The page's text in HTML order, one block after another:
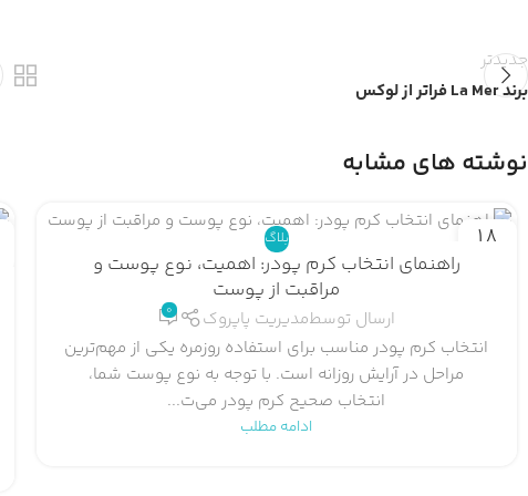
جدیدتر
برند La Mer فراتر از لوکس
نوشته های مشابه
18
بلاگ
راهنمای انتخاب کرم پودر: اهمیت، نوع پوست و
مراقبت از پوست
ارسال توسطمدیریت پاپروک 0
انتخاب کرم پودر مناسب برای استفاده روزمره یکی از مهم‌ترین
مراحل در آرایش روزانه است. با توجه به نوع پوست شما،
انتخاب صحیح کرم پودر می‌ت...
ادامه مطلب